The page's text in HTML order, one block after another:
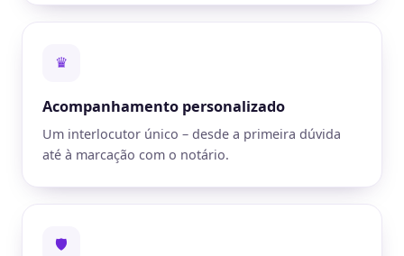
♛
Acompanhamento personalizado
Um interlocutor único – desde a primeira dúvida
até à marcação com o notário.
🛡